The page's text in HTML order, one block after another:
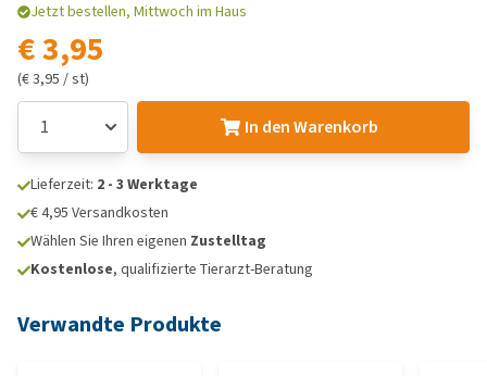
Jetzt bestellen, Mittwoch im Haus
€ 3,95
(€ 3,95 / st)
In den Warenkorb
Lieferzeit: 2 - 3 Werktage
€ 4,95 Versandkosten
Wählen Sie Ihren eigenen Zustelltag
Kostenlose, qualifizierte Tierarzt-Beratung
Verwandte Produkte